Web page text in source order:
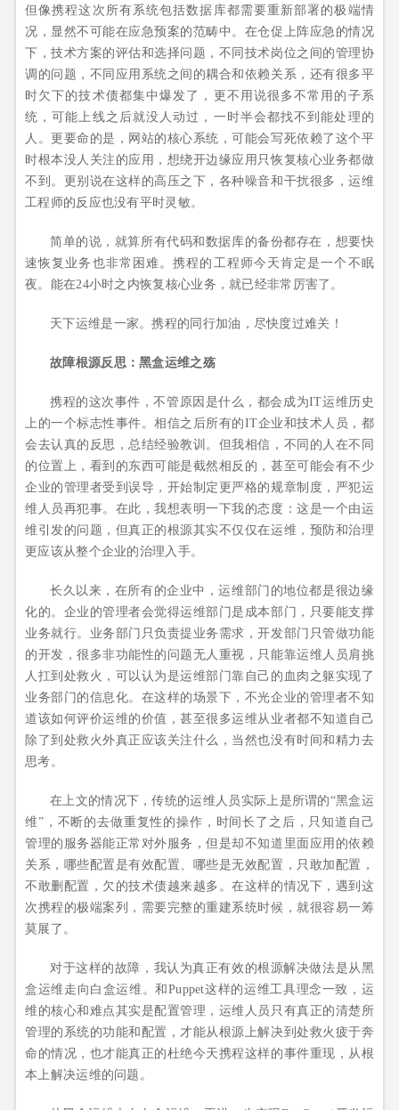
但像携程这次所有系统包括数据库都需要重新部署的极端情
况，显然不可能在应急预案的范畴中。在仓促上阵应急的情况
下，技术方案的评估和选择问题，不同技术岗位之间的管理协
调的问题，不同应用系统之间的耦合和依赖关系，还有很多平
时欠下的技术债都集中爆发了，更不用说很多不常用的子系
统，可能上线之后就没人动过，一时半会都找不到能处理的
人。更要命的是，网站的核心系统，可能会写死依赖了这个平
时根本没人关注的应用，想绕开边缘应用只恢复核心业务都做
不到。更别说在这样的高压之下，各种噪音和干扰很多，运维
工程师的反应也没有平时灵敏。
简单的说，就算所有代码和数据库的备份都存在，想要快
速恢复业务也非常困难。携程的工程师今天肯定是一个不眠
夜。能在24小时之内恢复核心业务，就已经非常厉害了。
天下运维是一家。携程的同行加油，尽快度过难关！
故障根源反思：黑盒运维之殇
携程的这次事件，不管原因是什么，都会成为IT运维历史
上的一个标志性事件。相信之后所有的IT企业和技术人员，都
会去认真的反思，总结经验教训。但我相信，不同的人在不同
的位置上，看到的东西可能是截然相反的，甚至可能会有不少
企业的管理者受到误导，开始制定更严格的规章制度，严犯运
维人员再犯事。在此，我想表明一下我的态度：这是一个由运
维引发的问题，但真正的根源其实不仅仅在运维，预防和治理
更应该从整个企业的治理入手。
长久以来，在所有的企业中，运维部门的地位都是很边缘
化的。企业的管理者会觉得运维部门是成本部门，只要能支撑
业务就行。业务部门只负责提业务需求，开发部门只管做功能
的开发，很多非功能性的问题无人重视，只能靠运维人员肩挑
人扛到处救火，可以认为是运维部门靠自己的血肉之躯实现了
业务部门的信息化。在这样的场景下，不光企业的管理者不知
道该如何评价运维的价值，甚至很多运维从业者都不知道自己
除了到处救火外真正应该关注什么，当然也没有时间和精力去
思考。
在上文的情况下，传统的运维人员实际上是所谓的“黑盒运
维”，不断的去做重复性的操作，时间长了之后，只知道自己
管理的服务器能正常对外服务，但是却不知道里面应用的依赖
关系，哪些配置是有效配置、哪些是无效配置，只敢加配置，
不敢删配置，欠的技术债越来越多。在这样的情况下，遇到这
次携程的极端案列，需要完整的重建系统时候，就很容易一筹
莫展了。
对于这样的故障，我认为真正有效的根源解决做法是从黑
盒运维走向白盒运维。和Puppet这样的运维工具理念一致，运
维的核心和难点其实是配置管理，运维人员只有真正的清楚所
管理的系统的功能和配置，才能从根源上解决到处救火疲于奔
命的情况，也才能真正的杜绝今天携程这样的事件重现，从根
本上解决运维的问题。